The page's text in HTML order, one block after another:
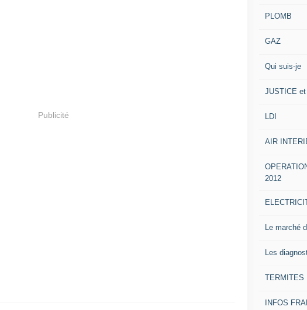
Publicité
PLOMB
GAZ
Qui suis-je
JUSTICE
LDI
AIR
2012
Le marché
Les
TERMITES
INFOS